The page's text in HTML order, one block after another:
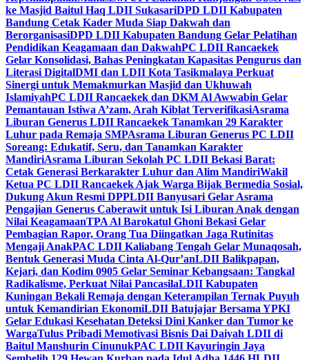
ke Masjid Baitul Haq LDII SukasariDPD LDII Kabupaten
Bandung Cetak Kader Muda Siap Dakwah dan
BerorganisasiDPD LDII Kabupaten Bandung Gelar Pelatihan
Pendidikan Keagamaan dan DakwahPC LDII Rancaekek
Gelar Konsolidasi, Bahas Peningkatan Kapasitas Pengurus dan
Literasi DigitalDMI dan LDII Kota Tasikmalaya Perkuat
Sinergi untuk Memakmurkan Masjid dan Ukhuwah
IslamiyahPC LDII Rancaekek dan DKM Al Awwabin Gelar
Pemantauan Istiwa A’zam, Arah Kiblat TerverifikasiAsrama
Liburan Generus LDII Rancaekek Tanamkan 29 Karakter
Luhur pada Remaja SMPAsrama Liburan Generus PC LDII
Soreang: Edukatif, Seru, dan Tanamkan Karakter
MandiriAsrama Liburan Sekolah PC LDII Bekasi Barat:
Cetak Generasi Berkarakter Luhur dan Alim MandiriWakil
Ketua PC LDII Rancaekek Ajak Warga Bijak Bermedia Sosial,
Dukung Akun Resmi DPPLDII Banyusari Gelar Asrama
Pengajian Generus Caberawit untuk Isi Liburan Anak dengan
Nilai KeagamaanTPA Al Barokatul Ghoni Bekasi Gelar
Pembagian Rapor, Orang Tua Diingatkan Jaga Rutinitas
Mengaji AnakPAC LDII Kaliabang Tengah Gelar Munaqosah,
Bentuk Generasi Muda Cinta Al-Qur’anLDII Balikpapan,
Kejari, dan Kodim 0905 Gelar Seminar Kebangsaan: Tangkal
Radikalisme, Perkuat Nilai PancasilaLDII Kabupaten
Kuningan Bekali Remaja dengan Keterampilan Ternak Puyuh
untuk Kemandirian EkonomiLDII Batujajar Bersama YPKI
Gelar Edukasi Kesehatan Deteksi Dini Kanker dan Tumor ke
WargaTulus Pribadi Memotivasi Bisnis Dai Daiyah LDII di
Baitul Manshurin CinunukPAC LDII Kayuringin Jaya